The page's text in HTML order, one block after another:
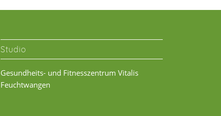
Studio
Gesundheits- und Fitnesszentrum Vitalis
Feuchtwangen